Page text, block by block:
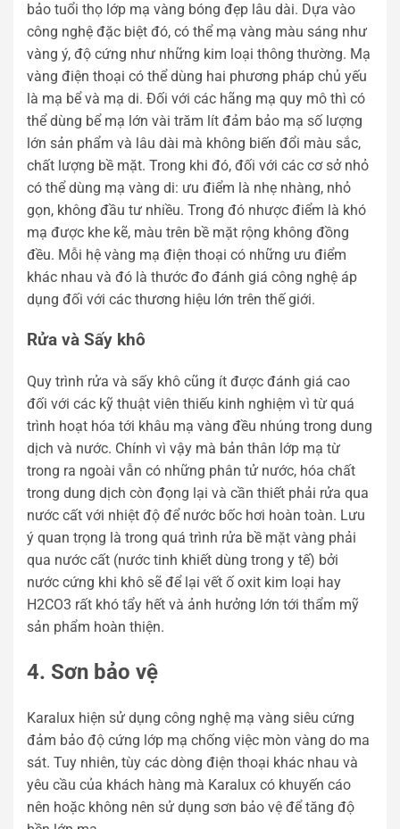
bảo tuổi thọ lớp mạ vàng bóng đẹp lâu dài. Dựa vào
công nghệ đặc biệt đó, có thể mạ vàng màu sáng như
vàng ý, độ cứng như những kim loại thông thường. Mạ
vàng điện thoại có thể dùng hai phương pháp chủ yếu
là mạ bể và mạ di. Đối với các hãng mạ quy mô thì có
thể dùng bể mạ lớn vài trăm lít đảm bảo mạ số lượng
lớn sản phẩm và lâu dài mà không biến đổi màu sắc,
chất lượng bề mặt. Trong khi đó, đối với các cơ sở nhỏ
có thể dùng mạ vàng di: ưu điểm là nhẹ nhàng, nhỏ
gọn, không đầu tư nhiều. Trong đó nhược điểm là khó
mạ được khe kẽ, màu trên bề mặt rộng không đồng
đều. Mỗi hệ vàng mạ điện thoại có những ưu điểm
khác nhau và đó là thước đo đánh giá công nghệ áp
dụng đối với các thương hiệu lớn trên thế giới.
Rửa và Sấy khô
Quy trình rửa và sấy khô cũng ít được đánh giá cao
đối với các kỹ thuật viên thiếu kinh nghiệm vì từ quá
trình hoạt hóa tới khâu mạ vàng đều nhúng trong dung
dịch và nước. Chính vì vậy mà bản thân lớp mạ từ
trong ra ngoài vẫn có những phân tử nước, hóa chất
trong dung dịch còn đọng lại và cần thiết phải rửa qua
nước cất với nhiệt độ để nước bốc hơi hoàn toàn. Lưu
ý quan trọng là trong quá trình rửa bề mặt vàng phải
qua nước cất (nước tinh khiết dùng trong y tế) bởi
nước cứng khi khô sẽ để lại vết ố oxit kim loại hay
H2CO3 rất khó tẩy hết và ảnh hưởng lớn tới thẩm mỹ
sản phẩm hoàn thiện.
4. Sơn bảo vệ
Karalux hiện sử dụng công nghệ mạ vàng siêu cứng
đảm bảo độ cứng lớp mạ chống việc mòn vàng do ma
sát. Tuy nhiên, tùy các dòng điện thoại khác nhau và
yêu cầu của khách hàng mà Karalux có khuyến cáo
nên hoặc không nên sử dụng sơn bảo vệ để tăng độ